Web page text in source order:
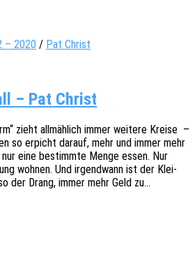
– 2020 / Pat Christ
– Pat Christ
zieht allmäh­lich immer weite­re Kreise –
so erpicht darauf, mehr und immer mehr
nur eine bestimm­te Menge essen. Nur
wohnen. Und irgend­wann ist der Klei­
der Drang, immer mehr Geld zu…